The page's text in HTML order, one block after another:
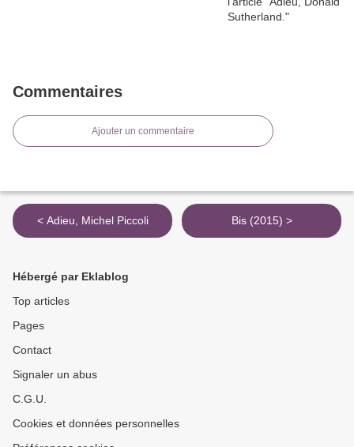
Commentaires
Ajouter un commentaire
< Adieu, Michel Piccoli Bis (2015) >
Hébergé par Eklablog
Top articles
Pages
Contact
Signaler un abus
C.G.U.
Cookies et données personnelles